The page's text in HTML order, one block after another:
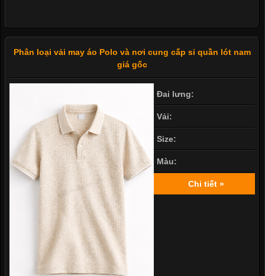
Phân loại vải may áo Polo và nơi cung cấp sỉ quần lót nam
giá gốc
Đai lưng:
Vải:
Size:
Màu:
Chi tiết »